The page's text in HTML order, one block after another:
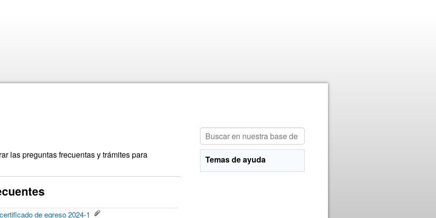
las preguntas frecuentas y trámites para
de egreso 2024-1
Temas de ayuda